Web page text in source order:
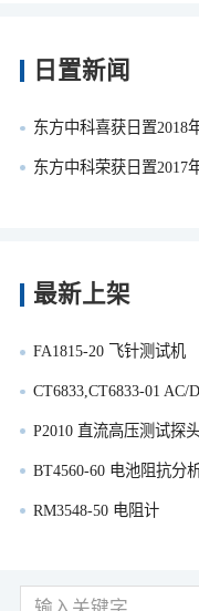
日置新闻
东方中科喜获日置2018
东方中科荣获日置2017
最新上架
FA1815-20 飞针测试机
CT6833,CT6833-01 AC/
P2010 直流高压测试探
BT4560-60 电池阻抗分
RM3548-50 电阻计